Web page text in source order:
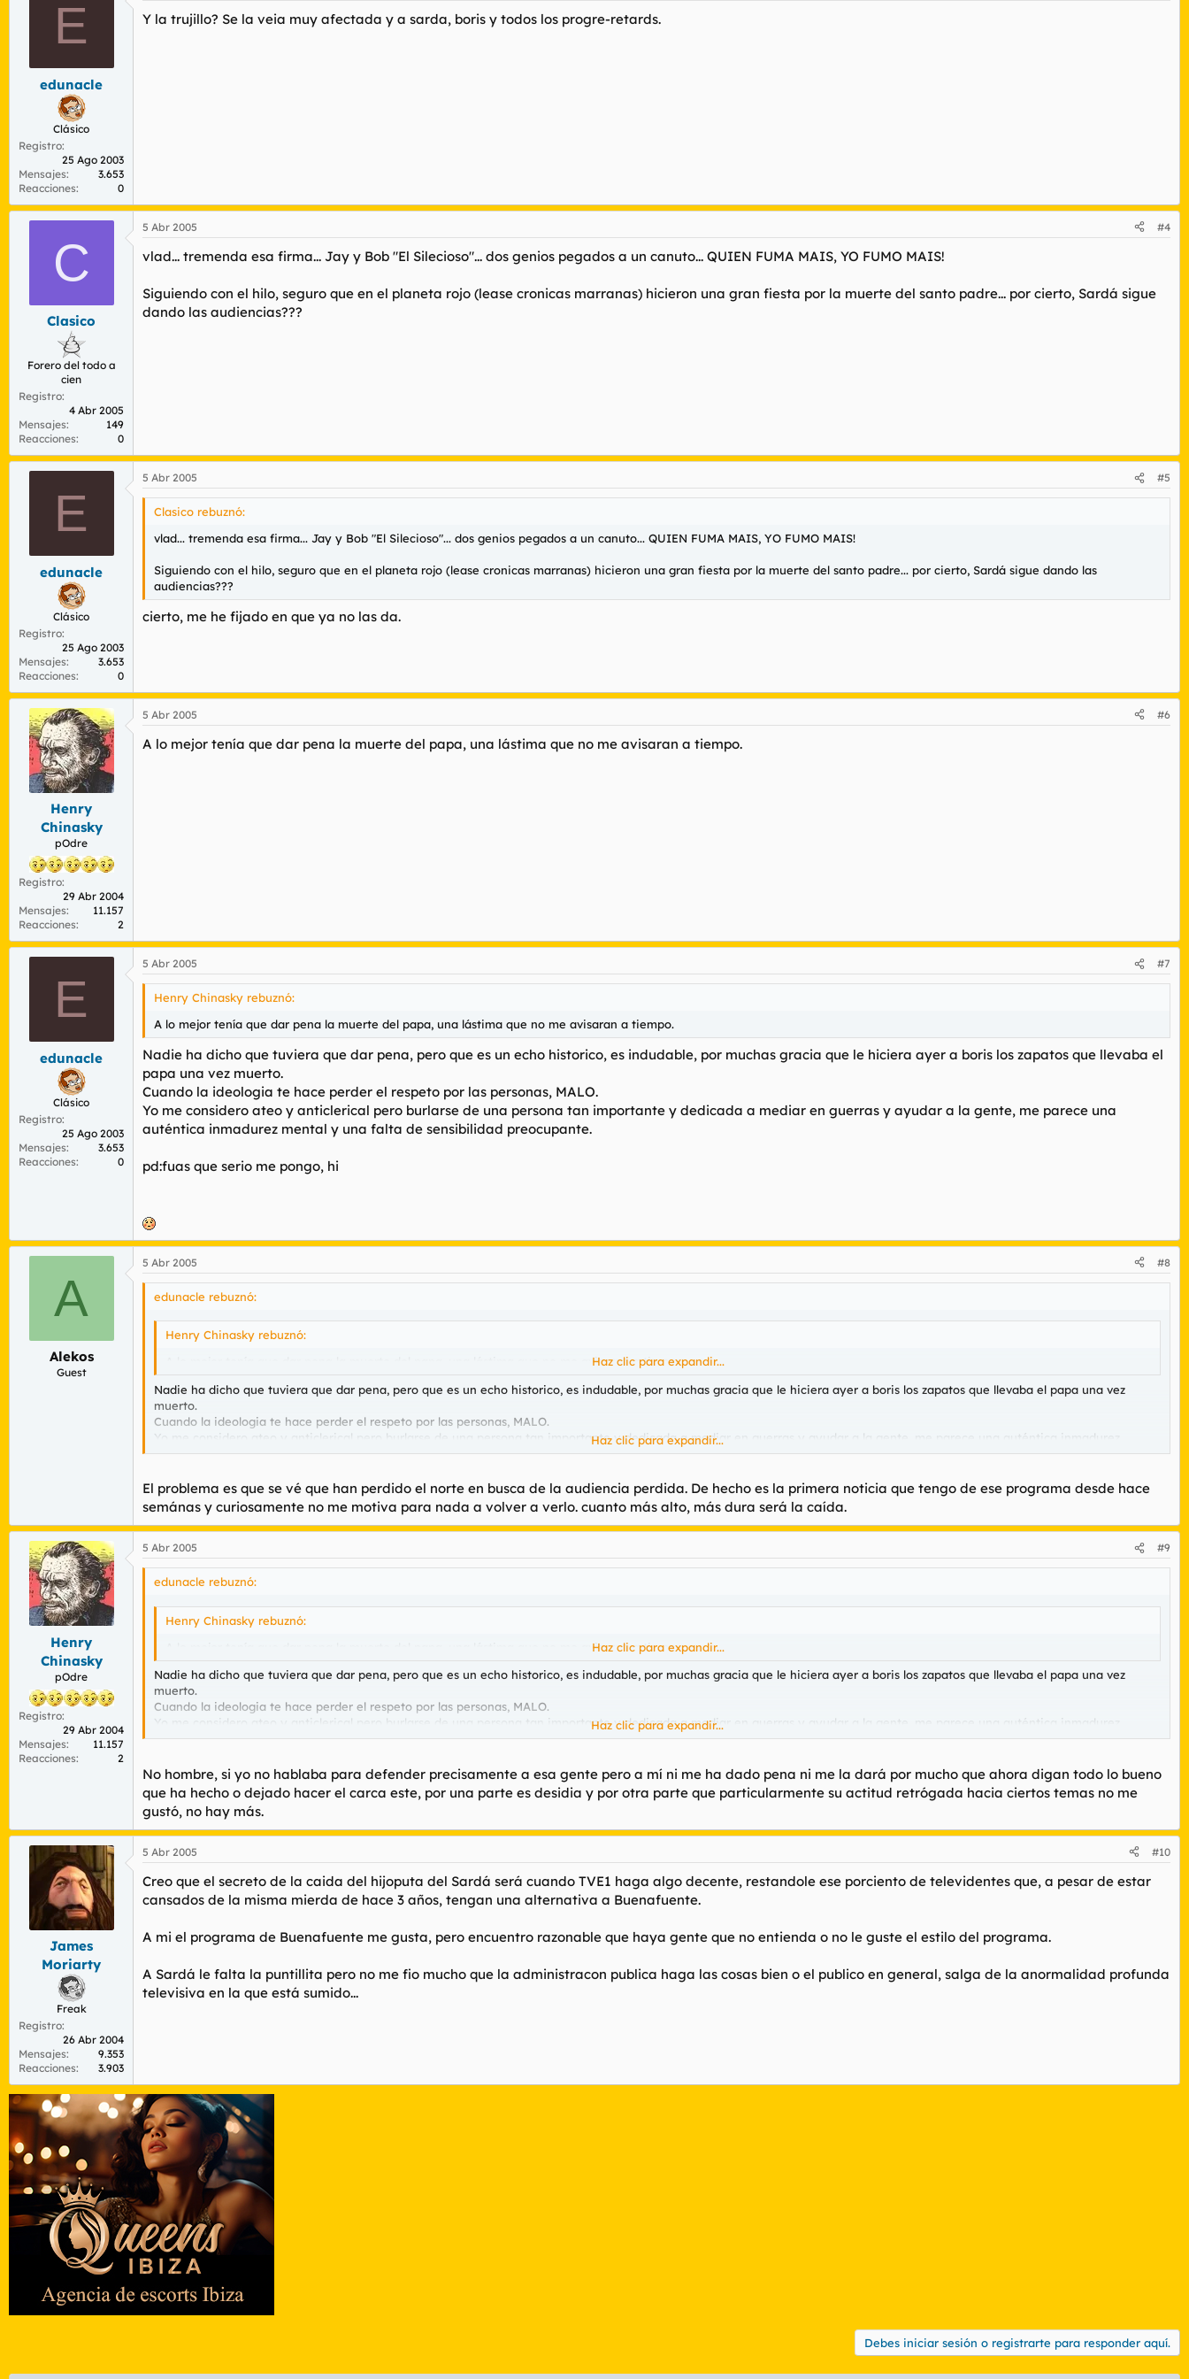
E
edunacle
Clásico
Registro
25 Ago 2003
Mensajes
3.653
Reacciones
0
Y la trujillo? Se la veia muy afectada y a sarda, boris y todos los progre-retards.
C
Clasico
Forero del todo a
cien
Registro
4 Abr 2005
Mensajes
149
Reacciones
0
5 Abr 2005 #4
vlad... tremenda esa firma... Jay y Bob "El Silecioso"... dos genios pegados a un canuto... QUIEN FUMA MAIS, YO FUMO MAIS!
Siguiendo con el hilo, seguro que en el planeta rojo (lease cronicas marranas) hicieron una gran fiesta por la muerte del santo padre... por cierto, Sardá sigue
dando las audiencias???
E
edunacle
Clásico
Registro
25 Ago 2003
Mensajes
3.653
Reacciones
0
5 Abr 2005 #5
Clasico rebuznó:
vlad... tremenda esa firma... Jay y Bob "El Silecioso"... dos genios pegados a un canuto... QUIEN FUMA MAIS, YO FUMO MAIS!
Siguiendo con el hilo, seguro que en el planeta rojo (lease cronicas marranas) hicieron una gran fiesta por la muerte del santo padre... por cierto, Sardá sigue dando las
audiencias???
cierto, me he fijado en que ya no las da.
Henry
Chinasky
pOdre
Registro
29 Abr 2004
Mensajes
11.157
Reacciones
2
5 Abr 2005 #6
A lo mejor tenía que dar pena la muerte del papa, una lástima que no me avisaran a tiempo.
E
edunacle
Clásico
Registro
25 Ago 2003
Mensajes
3.653
Reacciones
0
5 Abr 2005 #7
Henry Chinasky rebuznó:
A lo mejor tenía que dar pena la muerte del papa, una lástima que no me avisaran a tiempo.
Nadie ha dicho que tuviera que dar pena, pero que es un echo historico, es indudable, por muchas gracia que le hiciera ayer a boris los zapatos que llevaba el
papa una vez muerto.
Cuando la ideologia te hace perder el respeto por las personas, MALO.
Yo me considero ateo y anticlerical pero burlarse de una persona tan importante y dedicada a mediar en guerras y ayudar a la gente, me parece una
auténtica inmadurez mental y una falta de sensibilidad preocupante.
pd:fuas que serio me pongo, hi
A
Alekos
Guest
5 Abr 2005 #8
edunacle rebuznó:
Henry Chinasky rebuznó:
A lo mejor tenía que dar pena la muerte del papa, una lástima que no me avisaran a tiempo.
Haz clic para expandir...
Nadie ha dicho que tuviera que dar pena, pero que es un echo historico, es indudable, por muchas gracia que le hiciera ayer a boris los zapatos que llevaba el papa una vez
muerto.
Cuando la ideologia te hace perder el respeto por las personas, MALO.
Yo me considero ateo y anticlerical pero burlarse de una persona tan importante y dedicada a mediar en guerras y ayudar a la gente, me parece una auténtica inmadurez
mental y una falta de sensibilidad preocupante.
pd:fuas que serio me pongo, hi
Haz clic para expandir...
El problema es que se vé que han perdido el norte en busca de la audiencia perdida. De hecho es la primera noticia que tengo de ese programa desde hace
semánas y curiosamente no me motiva para nada a volver a verlo. cuanto más alto, más dura será la caída.
Henry
Chinasky
pOdre
Registro
29 Abr 2004
Mensajes
11.157
Reacciones
2
5 Abr 2005 #9
edunacle rebuznó:
Henry Chinasky rebuznó:
A lo mejor tenía que dar pena la muerte del papa, una lástima que no me avisaran a tiempo.
Haz clic para expandir...
Nadie ha dicho que tuviera que dar pena, pero que es un echo historico, es indudable, por muchas gracia que le hiciera ayer a boris los zapatos que llevaba el papa una vez
muerto.
Cuando la ideologia te hace perder el respeto por las personas, MALO.
Yo me considero ateo y anticlerical pero burlarse de una persona tan importante y dedicada a mediar en guerras y ayudar a la gente, me parece una auténtica inmadurez
mental y una falta de sensibilidad preocupante.
pd:fuas que serio me pongo, hi
Haz clic para expandir...
No hombre, si yo no hablaba para defender precisamente a esa gente pero a mí ni me ha dado pena ni me la dará por mucho que ahora digan todo lo bueno
que ha hecho o dejado hacer el carca este, por una parte es desidia y por otra parte que particularmente su actitud retrógada hacia ciertos temas no me
gustó, no hay más.
James
Moriarty
Freak
Registro
26 Abr 2004
Mensajes
9.353
Reacciones
3.903
5 Abr 2005 #10
Creo que el secreto de la caida del hijoputa del Sardá será cuando TVE1 haga algo decente, restandole ese porciento de televidentes que, a pesar de estar
cansados de la misma mierda de hace 3 años, tengan una alternativa a Buenafuente.
A mi el programa de Buenafuente me gusta, pero encuentro razonable que haya gente que no entienda o no le guste el estilo del programa.
A Sardá le falta la puntillita pero no me fio mucho que la administracon publica haga las cosas bien o el publico en general, salga de la anormalidad profunda
televisiva en la que está sumido...
Debes iniciar sesión o registrarte para responder aquí.